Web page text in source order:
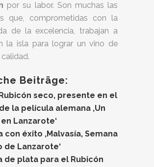
por su labor. Son muchas las
que, comprometidas con la
de la excelencia, trabajan a
la isla para lograr un vino de
Beiträge:
seco, presente en el
la película alemana ‚Un
Lanzarote‘
con éxito ‚Malvasía, Semana
de Lanzarote‘
de plata para el Rubicón